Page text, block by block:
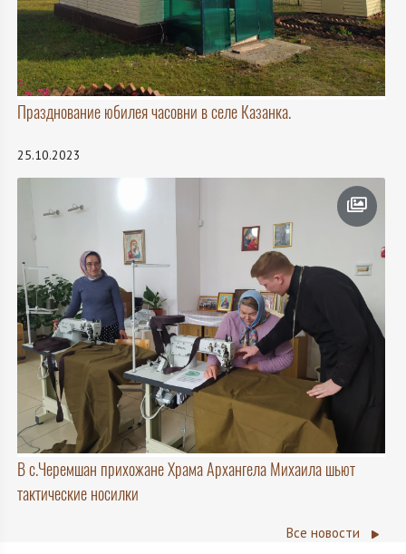
Празднование юбилея часовни в селе Казанка.
25.10.2023
В с.Черемшан прихожане Храма Архангела Михаила шьют
тактические носилки
Все новости